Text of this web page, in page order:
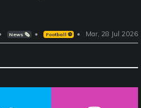
News 🗞️ Football ⚽️ Mar, 28 Jul 2026